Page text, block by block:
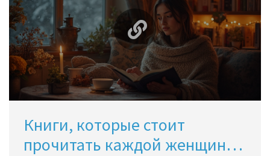
мировых бестселлерах и простые советы для
тех, кому важен приятный вечер с книгой.
Читайте дальше, чтобы узнать, какая книга
подойдёт именно вам.
Книги, которые стоит
прочитать каждой женщине